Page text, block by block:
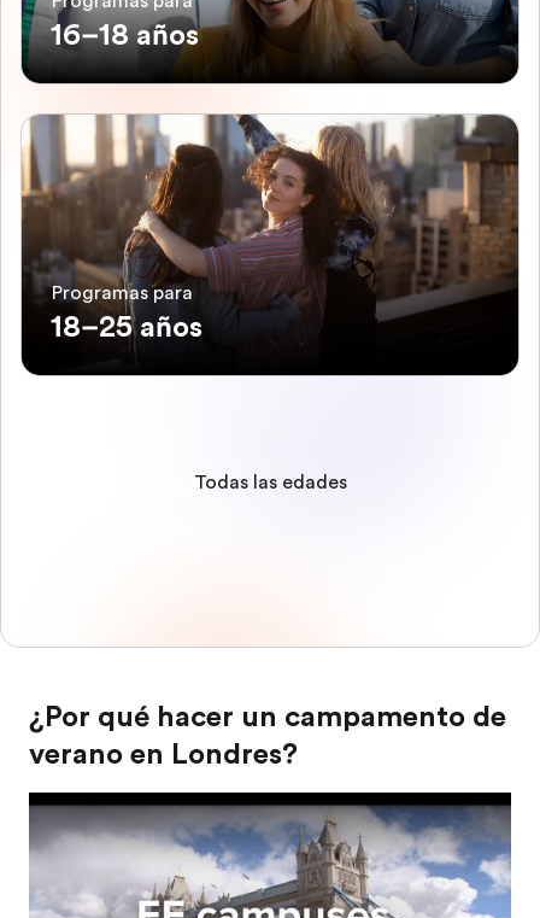
16–18 años
Programas para
18–25 años
Todas las edades
¿Por qué hacer un campamento de
verano en Londres?